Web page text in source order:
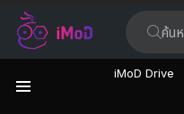
iMoD Drive